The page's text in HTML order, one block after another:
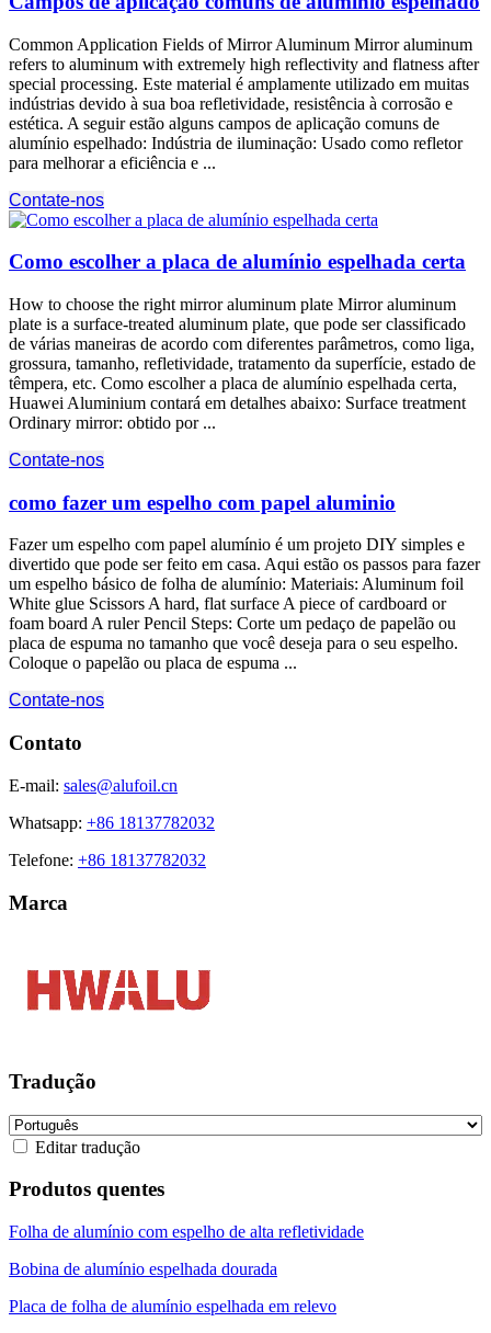
Common Application Fields of Mirror Aluminum Mirror aluminum
refers to aluminum with extremely high reflectivity and flatness after
special processing. Este material é amplamente utilizado em muitas
indústrias devido à sua boa refletividade, resistência à corrosão e
estética. A seguir estão alguns campos de aplicação comuns de
alumínio espelhado: Indústria de iluminação: Usado como refletor
para melhorar a eficiência e ...
Contate-nos
Como escolher a placa de alumínio espelhada certa
How to choose the right mirror aluminum plate Mirror aluminum
plate is a surface-treated aluminum plate, que pode ser classificado
de várias maneiras de acordo com diferentes parâmetros, como liga,
grossura, tamanho, refletividade, tratamento da superfície, estado de
têmpera, etc. Como escolher a placa de alumínio espelhada certa,
Huawei Aluminium contará em detalhes abaixo: Surface treatment
Ordinary mirror: obtido por ...
Contate-nos
como fazer um espelho com papel aluminio
Fazer um espelho com papel alumínio é um projeto DIY simples e
divertido que pode ser feito em casa. Aqui estão os passos para fazer
um espelho básico de folha de alumínio: Materiais: Aluminum foil
White glue Scissors A hard, flat surface A piece of cardboard or
foam board A ruler Pencil Steps: Corte um pedaço de papelão ou
placa de espuma no tamanho que você deseja para o seu espelho.
Coloque o papelão ou placa de espuma ...
Contate-nos
Contato
E-mail: sales@alufoil.cn
Whatsapp: +86 18137782032
Telefone: +86 18137782032
Marca
Tradução
Editar tradução
Produtos quentes
Folha de alumínio com espelho de alta refletividade
Bobina de alumínio espelhada dourada
Placa de folha de alumínio espelhada em relevo